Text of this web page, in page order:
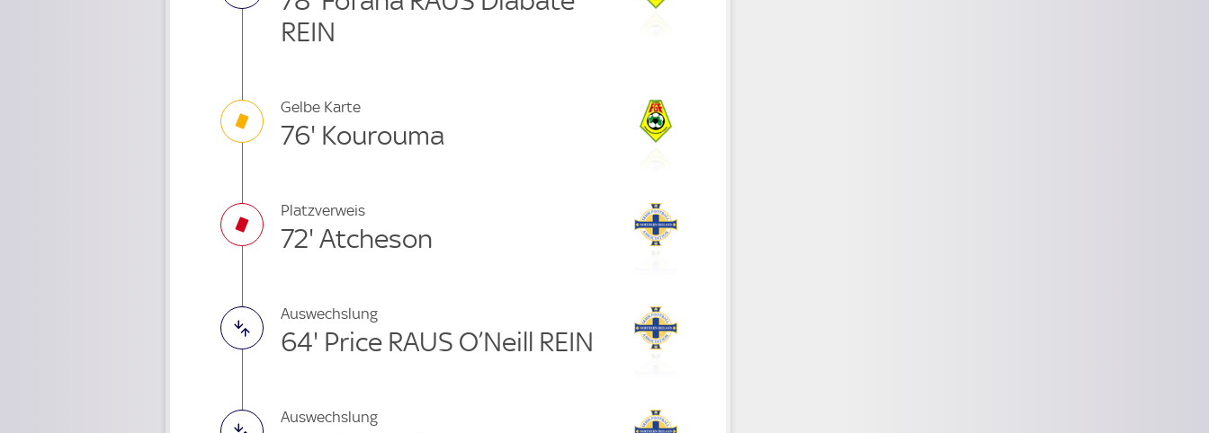
REIN
Gelbe Karte
76' Kourouma
Platzverweis
72' Atcheson
Auswechslung
64' Price RAUS O’Neill REIN
Auswechslung